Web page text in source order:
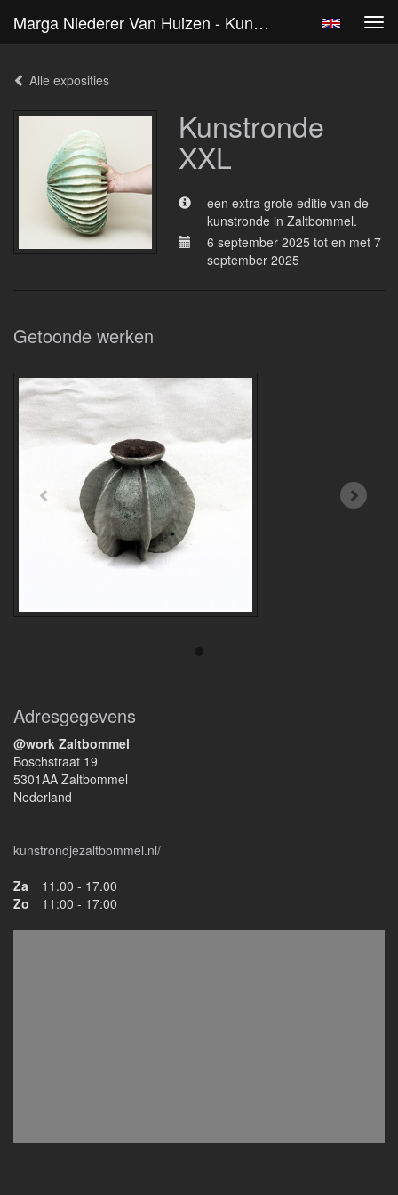
Marga Niederer Van Huizen - Kunstronde XXL
Alle exposities
Kunstronde
XXL
een extra grote editie van de
kunstronde in Zaltbommel.
6 september 2025 tot en met 7
september 2025
Getoonde werken
Adresgegevens
@work Zaltbommel
Boschstraat 19
5301AA Zaltbommel
Nederland
kunstrondjezaltbommel.nl/
Za
11.00 - 17.00
Zo
11:00 - 17:00